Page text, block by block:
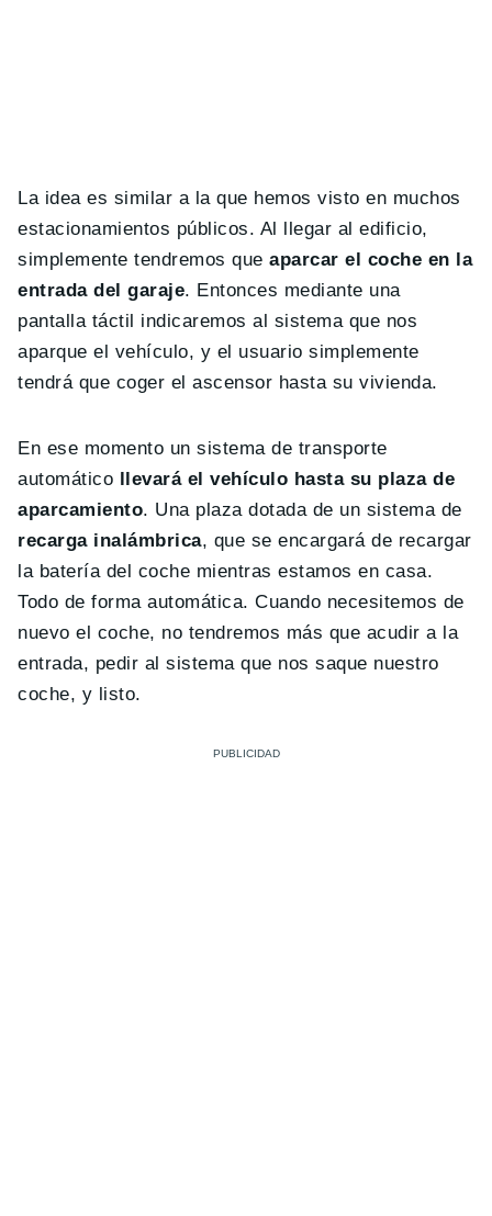
La idea es similar a la que hemos visto en muchos
estacionamientos públicos. Al llegar al edificio,
simplemente tendremos queaparcar el coche en la
entrada del garaje. Entonces mediante una
pantalla táctil indicaremos al sistema que nos
aparque el vehículo, y el usuario simplemente
tendrá que coger el ascensor hasta su vivienda.
En ese momento un sistema de transporte
automático llevará el vehículo hasta su plaza de
aparcamiento. Una plaza dotada de un sistema de
recarga inalámbrica, que se encargará de recargar
la batería del coche mientras estamos en casa.
Todo de forma automática. Cuando necesitemos de
nuevo el coche, no tendremos más que acudir a la
entrada, pedir al sistema que nos saque nuestro
coche, y listo.